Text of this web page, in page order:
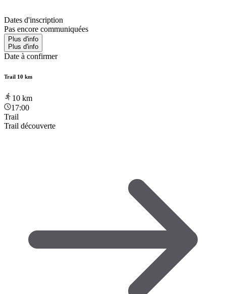
Dates d'inscription
Pas encore communiquées
Plus d'info
Plus d'info
Date à confirmer
Trail 10 km
10 km
17:00
Trail
Trail découverte